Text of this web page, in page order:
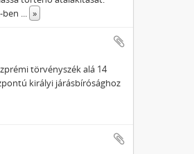
ben ... »
törvényszék alá 14
királyi járásbírósághoz